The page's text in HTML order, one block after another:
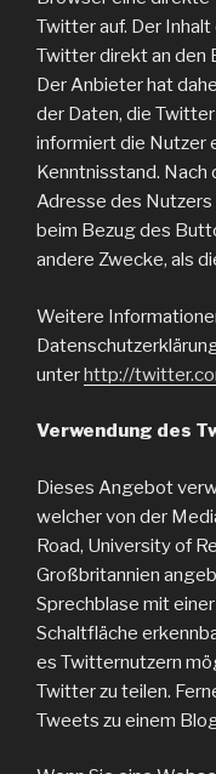
Twitter auf. Der
Twitter direkt an den
Der Anbieter hat
der Daten, die
informiert die Nutzer
Kenntnisstand.
Adresse des
beim Bezug des
andere Zwecke, als
Weitere
unterhttp://
Verwendung des
Dieses Angebot
welcher von der
Road, University of
Großbritannien
Sprechblase mit
Schaltfläche
es Twitternutzern
Twitter zu teilen.
Tweets zu einem